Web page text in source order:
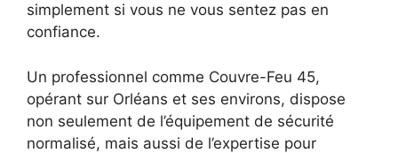
simplement si vous ne vous sentez pas en
confiance.
Un professionnel comme Couvre-Feu 45,
opérant sur Orléans et ses environs, dispose
non seulement de l’équipement de sécurité
normalisé, mais aussi de l’expertise pour